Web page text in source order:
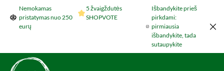
Šokti į pagrindinį turinį
Nemokamas
pristatymas nuo 250
eurų
5 žvaigždutės
SHOPVOTE
Išbandykite prieš
pirkdami:
pirmiausia
išbandykite, tada
sutaupykite